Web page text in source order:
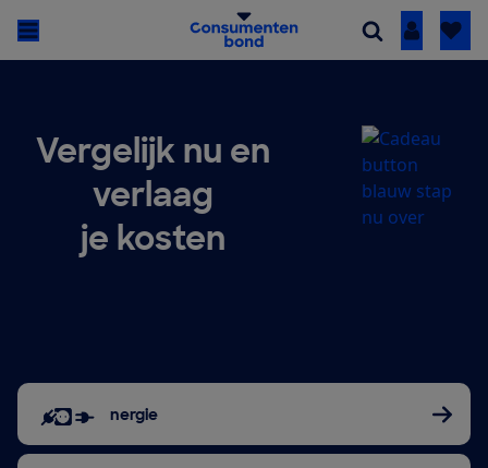
Inloggen
Vergelijk nu en
verlaag
je kosten
Energie